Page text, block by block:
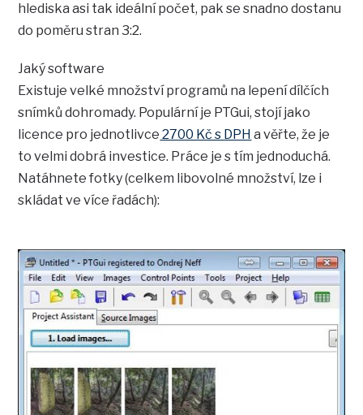
hlediska asi tak ideální počet, pak se snadno dostanu
do poměru stran 3:2.
Jaký software
Existuje velké množství programů na lepení dílčích
snímků dohromady. Populární je PTGui, stojí jako
licence pro jednotlivce 2700 Kč s DPH a věřte, že je
to velmi dobrá investice. Práce je s tím jednoduchá.
Natáhnete fotky (celkem libovolné množství, lze i
skládat ve více řadách):